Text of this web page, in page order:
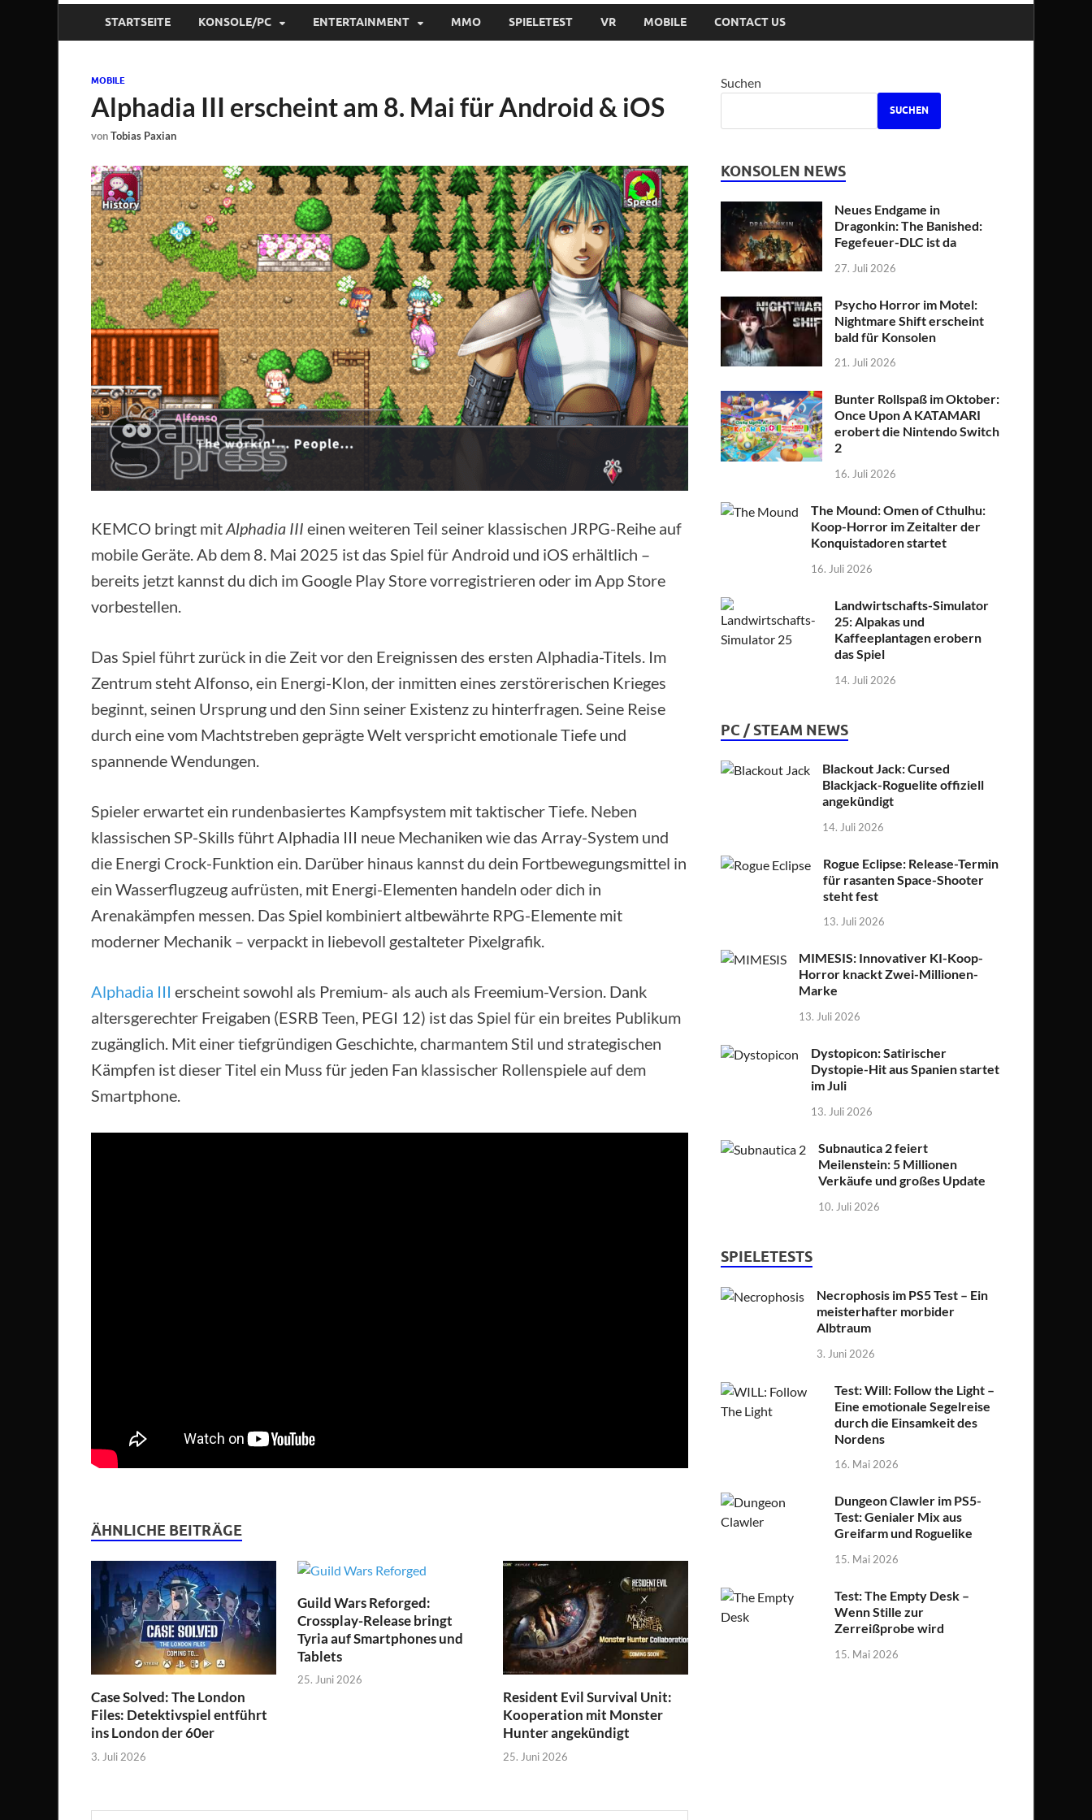
STARTSEITE KONSOLE/PC ENTERTAINMENT MMO SPIELETEST VR MOBILE CONTACT US
MOBILE
Alphadia III erscheint am 8. Mai für Android & iOS
vonTobias Paxian
KEMCO bringt mitAlphadia III einen weiteren Teil seiner klassischen JRPG-Reihe auf
mobile Geräte. Ab dem 8. Mai 2025 ist das Spiel für Android und iOS erhältlich –
bereits jetzt kannst du dich im Google Play Store vorregistrieren oder im App Store
vorbestellen.
Das Spiel führt zurück in die Zeit vor den Ereignissen des ersten Alphadia-Titels. Im
Zentrum steht Alfonso, ein Energi-Klon, der inmitten eines zerstörerischen Krieges
beginnt, seinen Ursprung und den Sinn seiner Existenz zu hinterfragen. Seine Reise
durch eine vom Machtstreben geprägte Welt verspricht emotionale Tiefe und
spannende Wendungen.
Spieler erwartet ein rundenbasiertes Kampfsystem mit taktischer Tiefe. Neben
klassischen SP-Skills führt Alphadia III neue Mechaniken wie das Array-System und
die Energi Crock-Funktion ein. Darüber hinaus kannst du dein Fortbewegungsmittel in
ein Wasserflugzeug aufrüsten, mit Energi-Elementen handeln oder dich in
Arenakämpfen messen. Das Spiel kombiniert altbewährte RPG-Elemente mit
moderner Mechanik – verpackt in liebevoll gestalteter Pixelgrafik.
Alphadia III erscheint sowohl als Premium- als auch als Freemium-Version. Dank
altersgerechter Freigaben (ESRB Teen, PEGI 12) ist das Spiel für ein breites Publikum
zugänglich. Mit einer tiefgründigen Geschichte, charmantem Stil und strategischen
Kämpfen ist dieser Titel ein Muss für jeden Fan klassischer Rollenspiele auf dem
Smartphone.
ÄHNLICHE BEITRÄGE
Case Solved: The London
Files: Detektivspiel entführt
ins London der 60er
3. Juli 2026
Guild Wars Reforged:
Crossplay-Release bringt
Tyria auf Smartphones und
Tablets
25. Juni 2026
Resident Evil Survival Unit:
Kooperation mit Monster
Hunter angekündigt
25. Juni 2026
Suchen
SUCHEN
KONSOLEN NEWS
Neues Endgame in
Dragonkin: The Banished:
Fegefeuer-DLC ist da
27. Juli 2026
Psycho Horror im Motel:
Nightmare Shift erscheint
bald für Konsolen
21. Juli 2026
Bunter Rollspaß im Oktober:
Once Upon A KATAMARI
erobert die Nintendo Switch
2
16. Juli 2026
The Mound: Omen of Cthulhu:
Koop-Horror im Zeitalter der
Konquistadoren startet
16. Juli 2026
Landwirtschafts-Simulator
25: Alpakas und
Kaffeeplantagen erobern
das Spiel
14. Juli 2026
PC / STEAM NEWS
Blackout Jack: Cursed
Blackjack-Roguelite offiziell
angekündigt
14. Juli 2026
Rogue Eclipse: Release-Termin
für rasanten Space-Shooter
steht fest
13. Juli 2026
MIMESIS: Innovativer KI-Koop-
Horror knackt Zwei-Millionen-
Marke
13. Juli 2026
Dystopicon: Satirischer
Dystopie-Hit aus Spanien startet
im Juli
13. Juli 2026
Subnautica 2 feiert
Meilenstein: 5 Millionen
Verkäufe und großes Update
10. Juli 2026
SPIELETESTS
Necrophosis im PS5 Test – Ein
meisterhafter morbider
Albtraum
3. Juni 2026
Test: Will: Follow the Light –
Eine emotionale Segelreise
durch die Einsamkeit des
Nordens
16. Mai 2026
Dungeon Clawler im PS5-
Test: Genialer Mix aus
Greifarm und Roguelike
15. Mai 2026
Test: The Empty Desk –
Wenn Stille zur
Zerreißprobe wird
15. Mai 2026